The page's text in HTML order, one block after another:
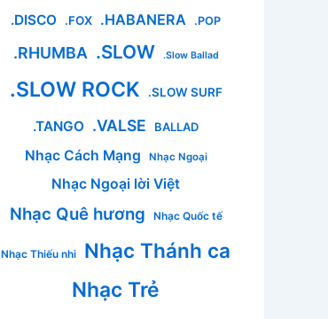
.DISCO .FOX .HABANERA .POP
.RHUMBA .SLOW .Slow Ballad
.SLOW ROCK .SLOW SURF
.TANGO .VALSE BALLAD
Nhạc Cách Mạng Nhạc Ngoại
Nhạc Ngoại lời Việt
Nhạc Quê hương Nhạc Quốc tế
Nhạc Thiếu nhi Nhạc Thánh ca
Nhạc Trẻ